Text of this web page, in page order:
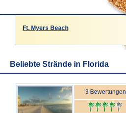
Ft. Myers Beach
Beliebte Strände in Florida
3 Bewertungen